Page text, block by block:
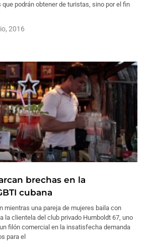
podrán obtener de turistas, sino por el fin
2016
brechas en la
cubana
mientras una pareja de mujeres baila con
la clientela del club privado Humboldt 67, uno
filón comercial en la insatisfecha demanda
para el